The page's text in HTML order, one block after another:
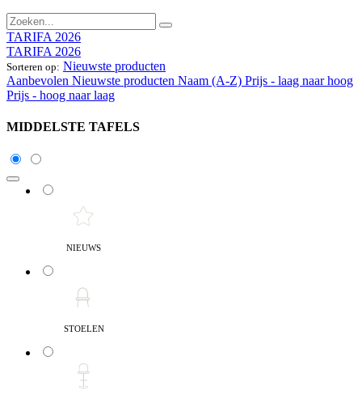
TARIFA 2026
TARIFA 2026
Sorteren op: Nieuwste producten
Aanbevolen Nieuwste producten Naam (A-Z) Prijs - laag naar hoog
Prijs - hoog naar laag
MIDDELSTE TAFELS
NIEUWS
STOELEN